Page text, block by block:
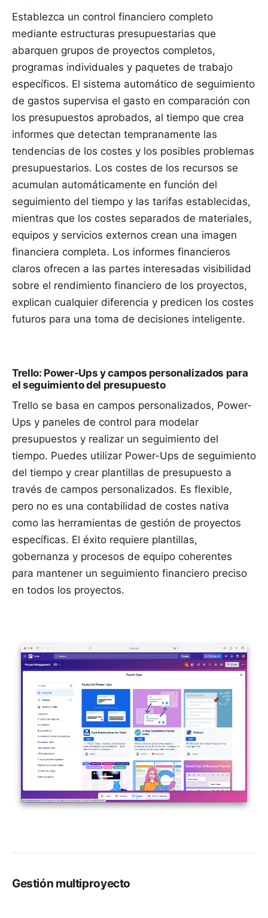
Establezca un control financiero completo
mediante estructuras presupuestarias que
abarquen grupos de proyectos completos,
programas individuales y paquetes de trabajo
específicos. El sistema automático de seguimiento
de gastos supervisa el gasto en comparación con
los presupuestos aprobados, al tiempo que crea
informes que detectan tempranamente las
tendencias de los costes y los posibles problemas
presupuestarios. Los costes de los recursos se
acumulan automáticamente en función del
seguimiento del tiempo y las tarifas establecidas,
mientras que los costes separados de materiales,
equipos y servicios externos crean una imagen
financiera completa. Los informes financieros
claros ofrecen a las partes interesadas visibilidad
sobre el rendimiento financiero de los proyectos,
explican cualquier diferencia y predicen los costes
futuros para una toma de decisiones inteligente.
Trello: Power-Ups y campos personalizados para
el seguimiento del presupuesto
Trello se basa en campos personalizados, Power-
Ups y paneles de control para modelar
presupuestos y realizar un seguimiento del
tiempo. Puedes utilizar Power-Ups de seguimiento
del tiempo y crear plantillas de presupuesto a
través de campos personalizados. Es flexible,
pero no es una contabilidad de costes nativa
como las herramientas de gestión de proyectos
específicas. El éxito requiere plantillas,
gobernanza y procesos de equipo coherentes
para mantener un seguimiento financiero preciso
en todos los proyectos.
Gestión multiproyecto